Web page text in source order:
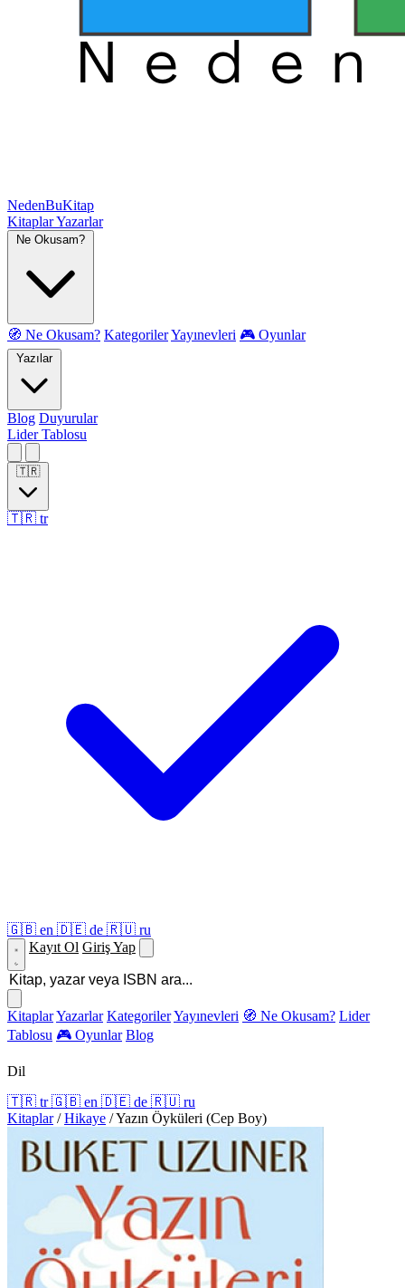
NedenBuKitap
KitaplarYazarlar
Ne Okusam?
🧭 Ne Okusam? KategorilerYayınevleri 🎮 Oyunlar
Yazılar
Blog Duyurular
Lider Tablosu
🇹🇷
🇹🇷 tr
🇬🇧 en 🇩🇪 de 🇷🇺 ru
Kayıt Ol Giriş Yap
KitaplarYazarlar KategorilerYayınevleri 🧭 Ne Okusam? Lider
Tablosu 🎮 Oyunlar Blog
Dil
🇹🇷 tr 🇬🇧 en 🇩🇪 de 🇷🇺 ru
Kitaplar / Hikaye /Yazın Öyküleri (Cep Boy)